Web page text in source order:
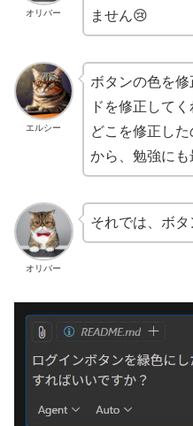
オリバー
ません😢
エルシー
ボタンの色を
ドを修正してく
どこを修正し
から、勉強にも
オリバー
それでは、ボタ